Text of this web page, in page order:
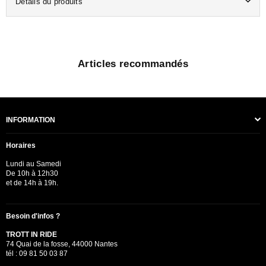
Articles recommandés
INFORMATION
Horaires
Lundi au Samedi
De 10h à 12h30
et de 14h à 19h.
Besoin d'infos ?
TROTT IN RIDE
74 Quai de la fosse, 44000 Nantes
tél : 09 81 50 03 87